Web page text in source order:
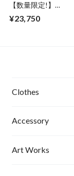
【数量限定!】
ンツ タック BLACK
¥23,750
Clothes
Mens
Ladies
Accessory
Art Works